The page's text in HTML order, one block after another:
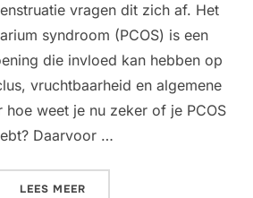
vragen dit zich af. Het
syndroom (PCOS) is een
die invloed kan hebben op
vruchtbaarheid en algemene
weet je nu zeker of je PCOS
Daarvoor …
LEES MEER